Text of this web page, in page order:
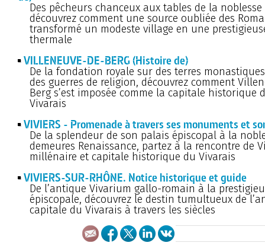
Des pêcheurs chanceux aux tables de la
découvrez comment une source oubliée des
transformé un modeste village en une
thermale
VILLENEUVE-DE-BERG (Histoire de)
De la fondation royale sur des terres
des guerres de religion, découvrez comment
Berg s’est imposée comme la capitale historique
Vivarais
VIVIERS - Promenade à travers ses monuments et
De la splendeur de son palais épiscopal à la
demeures Renaissance, partez à la rencontre de
millénaire et capitale historique du Vivarais
VIVIERS-SUR-RHÔNE. Notice historique et guide
De l’antique Vivarium gallo-romain à la
épiscopale, découvrez le destin tumultueux de
capitale du Vivarais à travers les siècles